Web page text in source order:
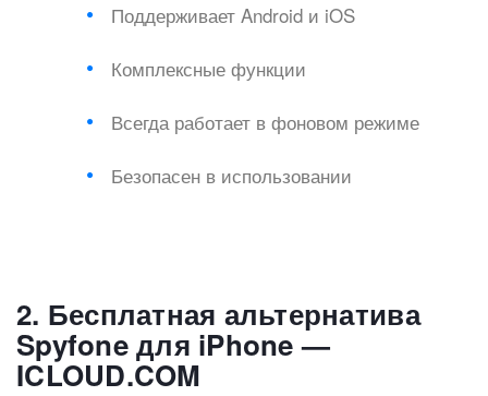
Поддерживает Android и iOS
Комплексные функции
Всегда работает в фоновом режиме
Безопасен в использовании
2. Бесплатная альтернатива
Spyfone для iPhone —
ICLOUD.COM